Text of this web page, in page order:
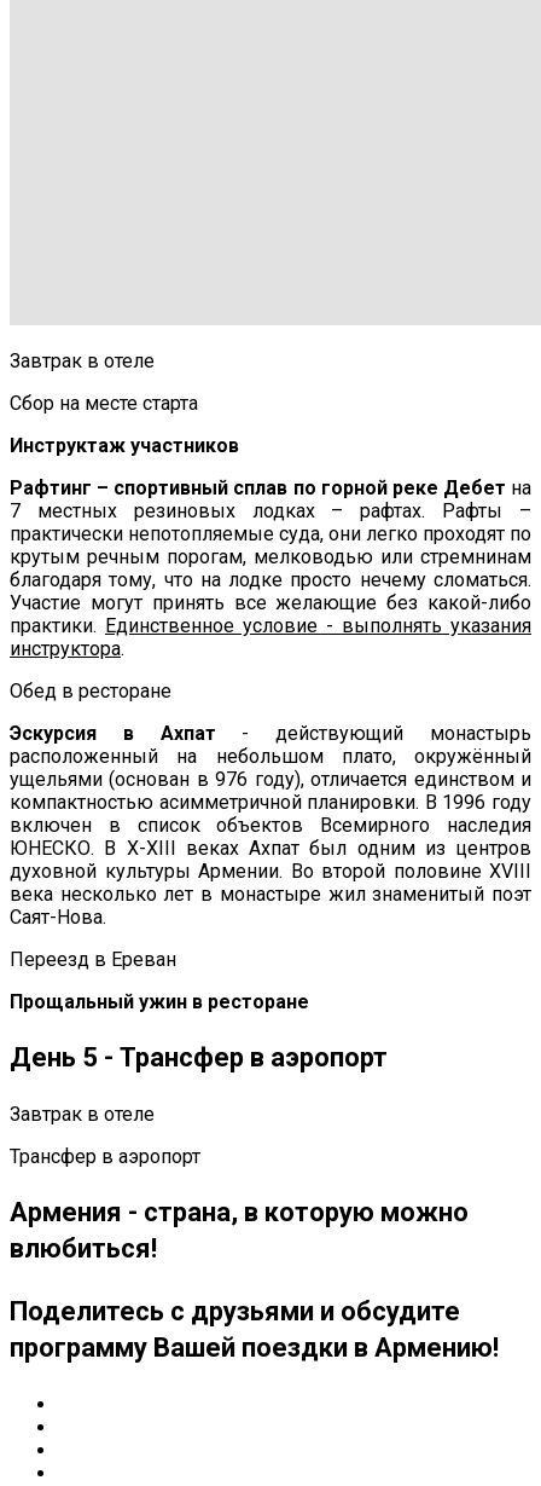
Завтрак в отеле
Сбор на месте старта
Инструктаж участников
Рафтинг – спортивный сплав по горной реке Дебет на
7 местных резиновых лодках – рафтах. Рафты –
практически непотопляемые суда, они легко проходят по
крутым речным порогам, мелководью или стремнинам
благодаря тому, что на лодке просто нечему сломаться.
Участие могут принять все желающие без какой-либо
практики. Единственное условие - выполнять указания
инструктора.
Обед в ресторане
Эскурсия в Ахпат - действующий монастырь
расположенный на небольшом плато, окружённый
ущельями (основан в 976 году), отличается единством и
компактностью асимметричной планировки. В 1996 году
включен в список объектов Всемирного наследия
ЮНЕСКО. В X-XIII веках Ахпат был одним из центров
духовной культуры Армении. Во второй половине XVIII
века несколько лет в монастыре жил знаменитый поэт
Саят-Нова.
Переезд в Ереван
Прощальный ужин в ресторане
День 5 - Трансфер в аэропорт
Завтрак в отеле
Трансфер в аэропорт
Армения - страна, в которую можно
влюбиться!
Поделитесь с друзьями и обсудите
программу Вашей поездки в Армению!